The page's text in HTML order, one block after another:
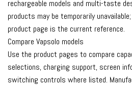
rechargeable models and multi-taste
products may be temporarily
product page is the current reference.
Compare Vapsolo models
Use the product pages to compare
selections, charging support, screen
switching controls where listed.